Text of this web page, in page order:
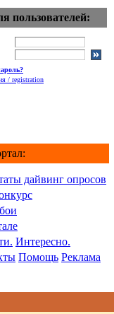
пользователей:
/ registration
дайвинг опросов
Интересно.
Помощь Реклама